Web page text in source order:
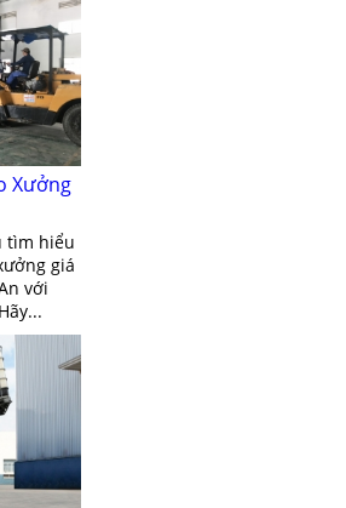
Xưởng
tìm hiểu
giá
với